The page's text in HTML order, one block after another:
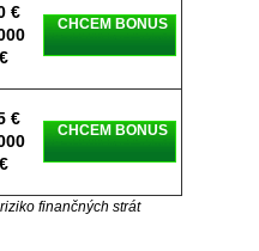
€
€
CHCEM BONUS
€
€
CHCEM BONUS
finančných strát